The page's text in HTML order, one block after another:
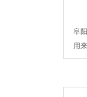
阜
用